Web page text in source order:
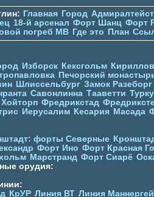
Главная Город
18-й арсенал Форт Шанц Форт
погреб МВ Где это План
Изборск Кексгольм
Печорcкий
Шлиссельбург Замок Разеборг
Савонлинна Тааветти Турку
Фредрикстад
Иерусалим Кесария Масада
форты Северные
Форт Ино Форт Красная
Марстранд Форт Сиарё
орудия:
КрУР Линия ВТ Линия